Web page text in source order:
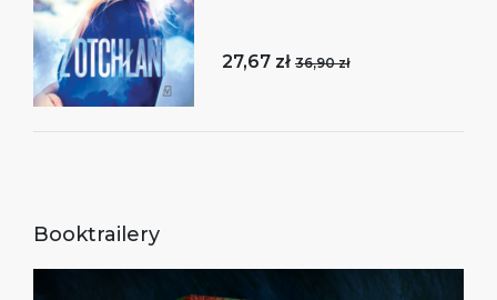
27,67 zł 36,90 zł
Booktrailery